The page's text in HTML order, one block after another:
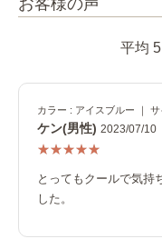
平均 5
カラー : アイスブルー ｜
ケン(男性) 2023/07/10
とってもクールで気持
した。